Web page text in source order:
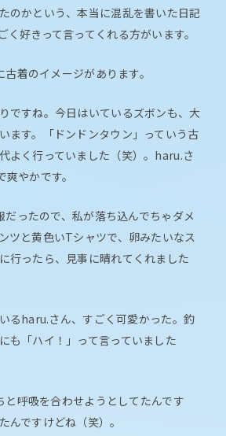
のかという、本当に混乱を書いた日記
く好きって言ってくれる方がいます。
古着のイメージがあります。
ですね。今日はいているズボンも、大
ます。「ドンドンタウン」っていう古
よく行っていました（笑）。haru.さ
やかです。
だったので、私が落ち込んでちゃダメ
ツと黄色いTシャツで、卵みたいなス
行ったら、見事に晴れてくれました
るharu.さん、すごく可愛かった。釣
も「ハイ！」って言っていました
と呼吸を合わせようとしてたんです
んですけどね（笑）。